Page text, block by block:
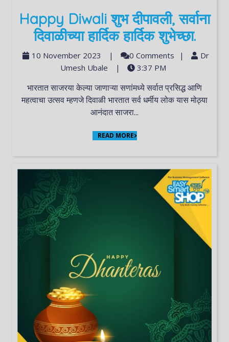
Happy Diwali शुभ दीपावली, सर्वाना
दिवाळीच्या हार्दिक हार्दिक शुभेच्छा.
10 November 2023 | 0 Comments |
Dr
Umesh Ubale
| 3:37 PM
भारतात साजरया केल्या जाणाऱ्या सणांमध्ये सर्वात प्रसिद्ध आणि
महत्वाचा उत्सव म्हणजे दिवाळी भारतात सर्व धर्मीय लोक यास मोठ्या
आनंदात साजरा...
READ MORE